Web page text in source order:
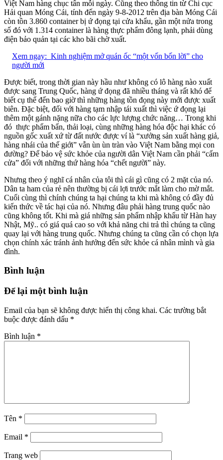
Việt Nam hàng chục tấn mỗi ngày. Cũng theo thông tin từ Chi cục
Hải quan Móng Cái, tính đến ngày 9-8-2012 trên địa bàn Móng Cái
còn tồn 3.860 container bị ứ đọng tại cửa khẩu, gần một nửa trong
số đó với 1.314 container là hàng thực phẩm đông lạnh, phải dùng
điện bảo quản tại các kho bãi chờ xuất.
Xem ngay: Kinh nghiệm mở quán ốc “một vốn bốn lời” cho
người mới
Được biết, trong thời gian này hầu như không có lô hàng nào xuất
được sang Trung Quốc, hàng ứ đọng đã nhiều tháng và rất khó để
biết cụ thể đến bao giờ thì những hàng tồn đọng này mới được xuất
biên. Đặc biệt, đối với hàng tạm nhập tái xuất thì việc ứ đọng lại
thêm một gánh nặng nữa cho các lực lượng chức năng… Trong khi
đó thực phẩm bẩn, thải loại, cùng những hàng hóa độc hại khác có
nguồn gốc xuất xứ từ đất nước được ví là “xưởng sản xuất hàng giả,
hàng nhái của thế giới” vẫn ùn ùn tràn vào Việt Nam bằng mọi con
đường? Để bảo vệ sức khỏe của người dân Việt Nam cần phải “cấm
cửa” đối với những thứ hàng hóa “chết người” này.
Nhưng theo ý nghĩ cá nhân của tôi thì cái gì cũng có 2 mặt của nó.
Dân ta ham của rẻ nên thường bị cái lợi trước mắt làm cho mờ mắt.
Cuối cùng thì chính chúng ta hại chúng ta khi mà không có đầy đủ
kiến thức về tác hại của nó. Nhưng đâu phải hàng trung quốc nào
cũng không tốt. Khi mà giá những sản phẩm nhập khẩu từ Hàn hay
Nhật, Mỹ.. có giá quá cao so với khả năng chi trả thì chúng ta cũng
quay lại với hàng trung quốc. Nhưng chúng ta cũng cần có chọn lựa
chọn chính xác tránh ảnh hưởng đến sức khỏe cá nhân mình và gia
đình.
Bình luận
Để lại một bình luận
Email của bạn sẽ không được hiển thị công khai. Các trường bắt
buộc được đánh dấu *
Bình luận *
Tên *
Email *
Trang web